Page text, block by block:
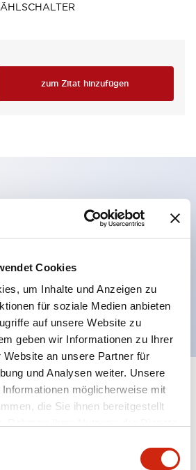
Cookies
um Inhalte und Anzeigen zu
für soziale Medien anbieten
auf unsere Website zu
geben wir Informationen zu Ihrer
Website an unsere Partner für
und Analysen weiter. Unsere
möglicherweise mit
die Sie ihnen bereitgestellt
zum Zitat hinzufügen
möglich
Selektorschalter verwendet
Alle erweitern
(rated illuminated